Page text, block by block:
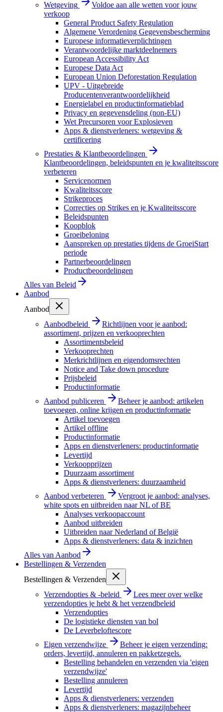
Wetgeving
Voldoe aan alle wetten voor jouw
verkoop
General Product Safety Regulation
Algemene Verordening Gegevensbescherming
Europese informatieverplichtingen
Verantwoordelijke marktdeelnemers
European Accessibility Act
Europese Data Act
European Union Deforestation Regulation
UPV - Uitgebreide
Producentenverantwoordelijkheid
Energielabel en productinformatieblad
Privacy en gegevensdeling (non-EU)
Wet Precursoren voor Explosieven
Apps & dienstverleners: wetgeving &
certificering
Prestaties & Klantbeoordelingen
Klantbeoordelingen, beleidspunten en je kwaliteitsscore
verbeteren
Servicenormen
Kwaliteitsscore
Strikeproces
Correcties op Strikes en je Kwaliteitsscore
Beleidspunten
Koopblok
Groeibeloning
Aanspreken op prestaties tijdens de GroeiStart
periode
Partnerbeoordelingen
Productbeoordelingen
Alles van Beleid
Aanbod
Aanbod
Aanbodbeleid
Richtlijnen voor je aanbod:
assortiment, prijzen en verkooprechten
Assortimentsbeleid
Verkooprechten
Merkrichtlijnen en eigendomsrechten
Notice and Take down procedure
Prijsbeleid
Productinformatie
Aanbod publiceren
Beheer je aanbod: artikelen
toevoegen, online krijgen en productinformatie
Artikel toevoegen
Artikel offline
Productinformatie
Apps en dienstverleners: productinformatie
Levertijd
Verkoopprijzen
Duurzaam assortiment
Apps & dienstverleners: duurzaamheid
Aanbod verbeteren
Vergroot je aanbod: analyses,
white spots en uitbreiden naar NL of BE
Analyses verkoopaccount
Aanbod uitbreiden
Uitbreiden naar Nederland of België
Apps & dienstverleners: data & inzichten
Alles van Aanbod
Bestellingen & Verzenden
Bestellingen & Verzenden
Verzendopties & -beleid
Lees meer over welke
verzendopties je hebt & het verzendbeleid
Verzendopties
De logistieke diensten van bol
De Leverbeloftescore
Eigen verzendwijze
Beheer je eigen verzending:
orders, levertijd, annuleren en pakketzegels.
Bestelling behandelen en verzenden via 'eigen
verzendwijze'
Bestelling annuleren
Levertijd
Apps & dienstverleners: verzenden
Apps & dienstverleners: magazijnbeheer